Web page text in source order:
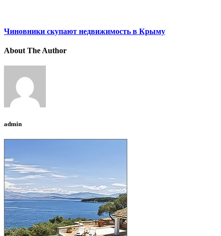
Чиновники скупают недвижимость в Крыму
About The Author
admin